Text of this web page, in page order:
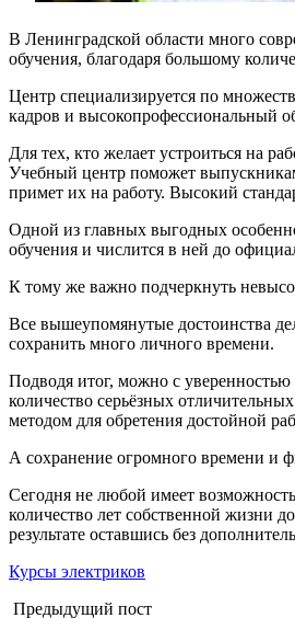
В Ленинградской области много
обучения, благодаря большому
Центр специализируется по
кадров и высокопрофессиональный
Для тех, кто желает устроиться на
Учебный центр поможет
примет их на работу. Высокий
Одной из главных выгодных
обучения и числится в ней до
К тому же важно подчеркнуть
Все вышеупомянутые достоинства
сохранить много личного времени.
Подводя итог, можно с
количество серьёзных
методом для обретения достойной
А сохранение огромного времени и
Сегодня не любой имеет
количество лет собственной жизни
результате оставшись без
Курсы электриков
Предыдущий пост